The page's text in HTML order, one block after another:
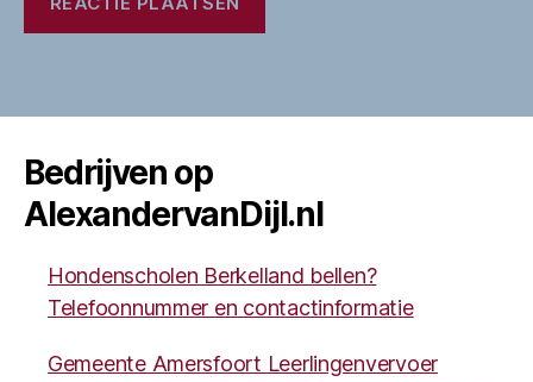
Bedrijven op
AlexandervanDijl.nl
Hondenscholen Berkelland bellen?
Telefoonnummer en contactinformatie
Gemeente Amersfoort Leerlingenvervoer